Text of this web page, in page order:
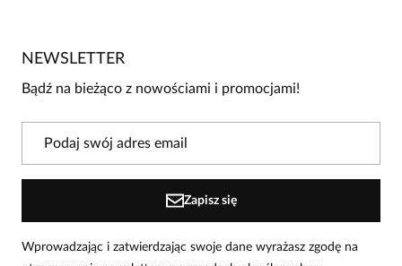
Bądź pierwszą osobą, która podzieli się opinią o tym
W naszej witrynie opinie mogą dodawać tylko
NEWSLETTER
Bądź na bieżąco z nowościami i promocjami!
Zapisz się
Wprowadzając i zatwierdzając swoje dane wyrażasz zgodę na